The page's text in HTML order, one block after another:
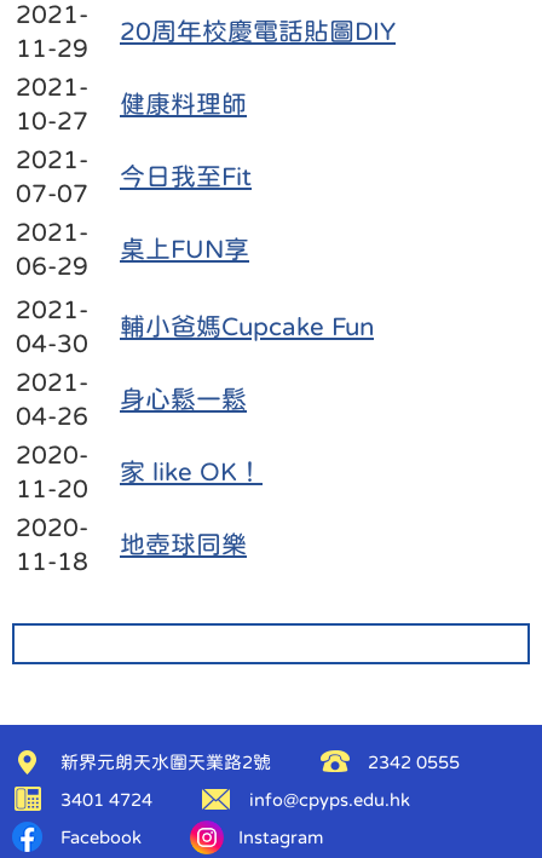
2021-
11-29
20周年校慶電話貼圖DIY
2021-
10-27
健康料理師
2021-
07-07
今日我至Fit
2021-
06-29
桌上FUN享
2021-
04-30
輔小爸媽Cupcake Fun
2021-
04-26
身心鬆一鬆
2020-
11-20
家 like OK！
2020-
11-18
地壺球同樂
新界元朗天水圍天業路2號 2342 0555
3401 4724 info@cpyps.edu.hk
Facebook Instagram